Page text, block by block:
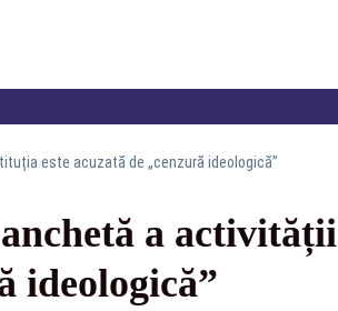
este acuzată de „cenzură ideologică”
a activității
ideologică”